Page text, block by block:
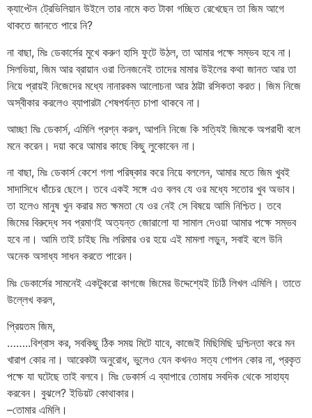
ক্যাপ্টেন ট্রেভিলিয়ান উইলে তার নামে কত টাকা গচ্ছিত রেখেছেন তা জিম আগে
থাকতে জানতে পারে নি?
না বাছা, মিঃ ডেকার্সের মুখে করুণ হাসি ফুটে উঠল, তা আমার পক্ষে সম্ভব হবে না।
সিলভিয়া, জিম আর ব্রায়ান ওরা তিনজনেই তাদের মামার উইলের কথা জানত আর তা
নিয়ে প্রায়ই নিজেদের মধ্যে নানারকম আলোচনা আর ঠাট্টা রসিকতা করত। জিম নিজে
অস্বীকার করলেও ব্যাপারটা শেষপর্যন্ত চাপা থাকবে না।
আচ্ছা মিঃ ডেকার্স, এমিলি প্রশ্ন করল, আপনি নিজে কি সত্যিই জিমকে অপরাধী বলে
মনে করেন। দয়া করে আমার কাছে কিছু লুকোবেন না।
না বাছা, মিঃ ডেকার্স কেশে গলা পরিষ্কার করে নিয়ে বললেন, আমার মতে জিম খুবই
সাদাসিধে ধাঁচের ছেলে। তবে একই সঙ্গে এও বলব যে ওর মধ্যে সতোর খুব অভাব।
তা হলেও মানুষ খুন করার মত ক্ষমতা যে ওর নেই সে বিষয়ে আমি নিশ্চিত। তবে
জিমের বিরুদ্ধে সব প্রমাণই অত্যন্ত জোরালো যা সামাল দেওয়া আমার পক্ষে সম্ভব
হবে না। আমি তাই চাইছ মিঃ লরিমার ওর হয়ে এই মামলা লড়ুন, সবাই বলে উনি
অনেক অসাধ্য সাধন করতে পারেন।
মিঃ ডেকার্সের সামনেই একটুকরো কাগজে জিমের উদ্দেশ্যেই চিঠি লিখল এমিলি। তাতে
উল্লেখ করল,
প্রিয়তম জিম,
……..বিশ্বাস কর, সবকিছু ঠিক সময় মিটে যাবে, কাজেই মিছিমিছি দুশ্চিন্তা করে মন
খারাপ কোর না। আরেকটা অনুরোধ, ভুলেও যেন কখনও সত্য গোপন কোর না, প্রকৃত
পক্ষে যা ঘটেছে তাই বলবে। মিঃ ডেকার্স এ ব্যাপারে তোমায় সবদিক থেকে সাহায্য
করবেন। বুঝলে? ইডিয়ট কোথাকার।
–তোমার এমিলি।